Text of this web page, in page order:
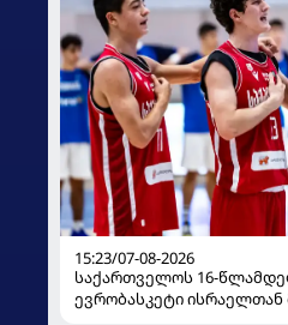
15:23/07-08-2026
საქართველოს 16-
ევრობასკეტი ისრაელთან